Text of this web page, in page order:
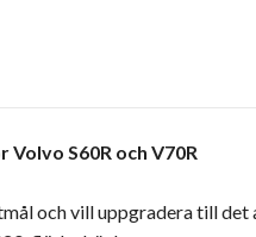
S60R och V70R
och vill uppgradera till